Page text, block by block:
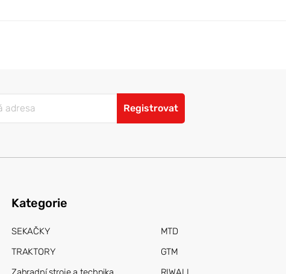
Registrovat
Kategorie
SEKAČKY
TRAKTORY
MTD
GTM